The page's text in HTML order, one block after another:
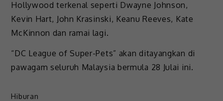
Hollywood terkenal seperti Dwayne Johnson,
Kevin Hart, John Krasinski, Keanu Reeves, Kate
McKinnon dan ramai lagi.
“DC League of Super-Pets” akan ditayangkan di
pawagam seluruh Malaysia bermula 28 Julai ini.
Hiburan